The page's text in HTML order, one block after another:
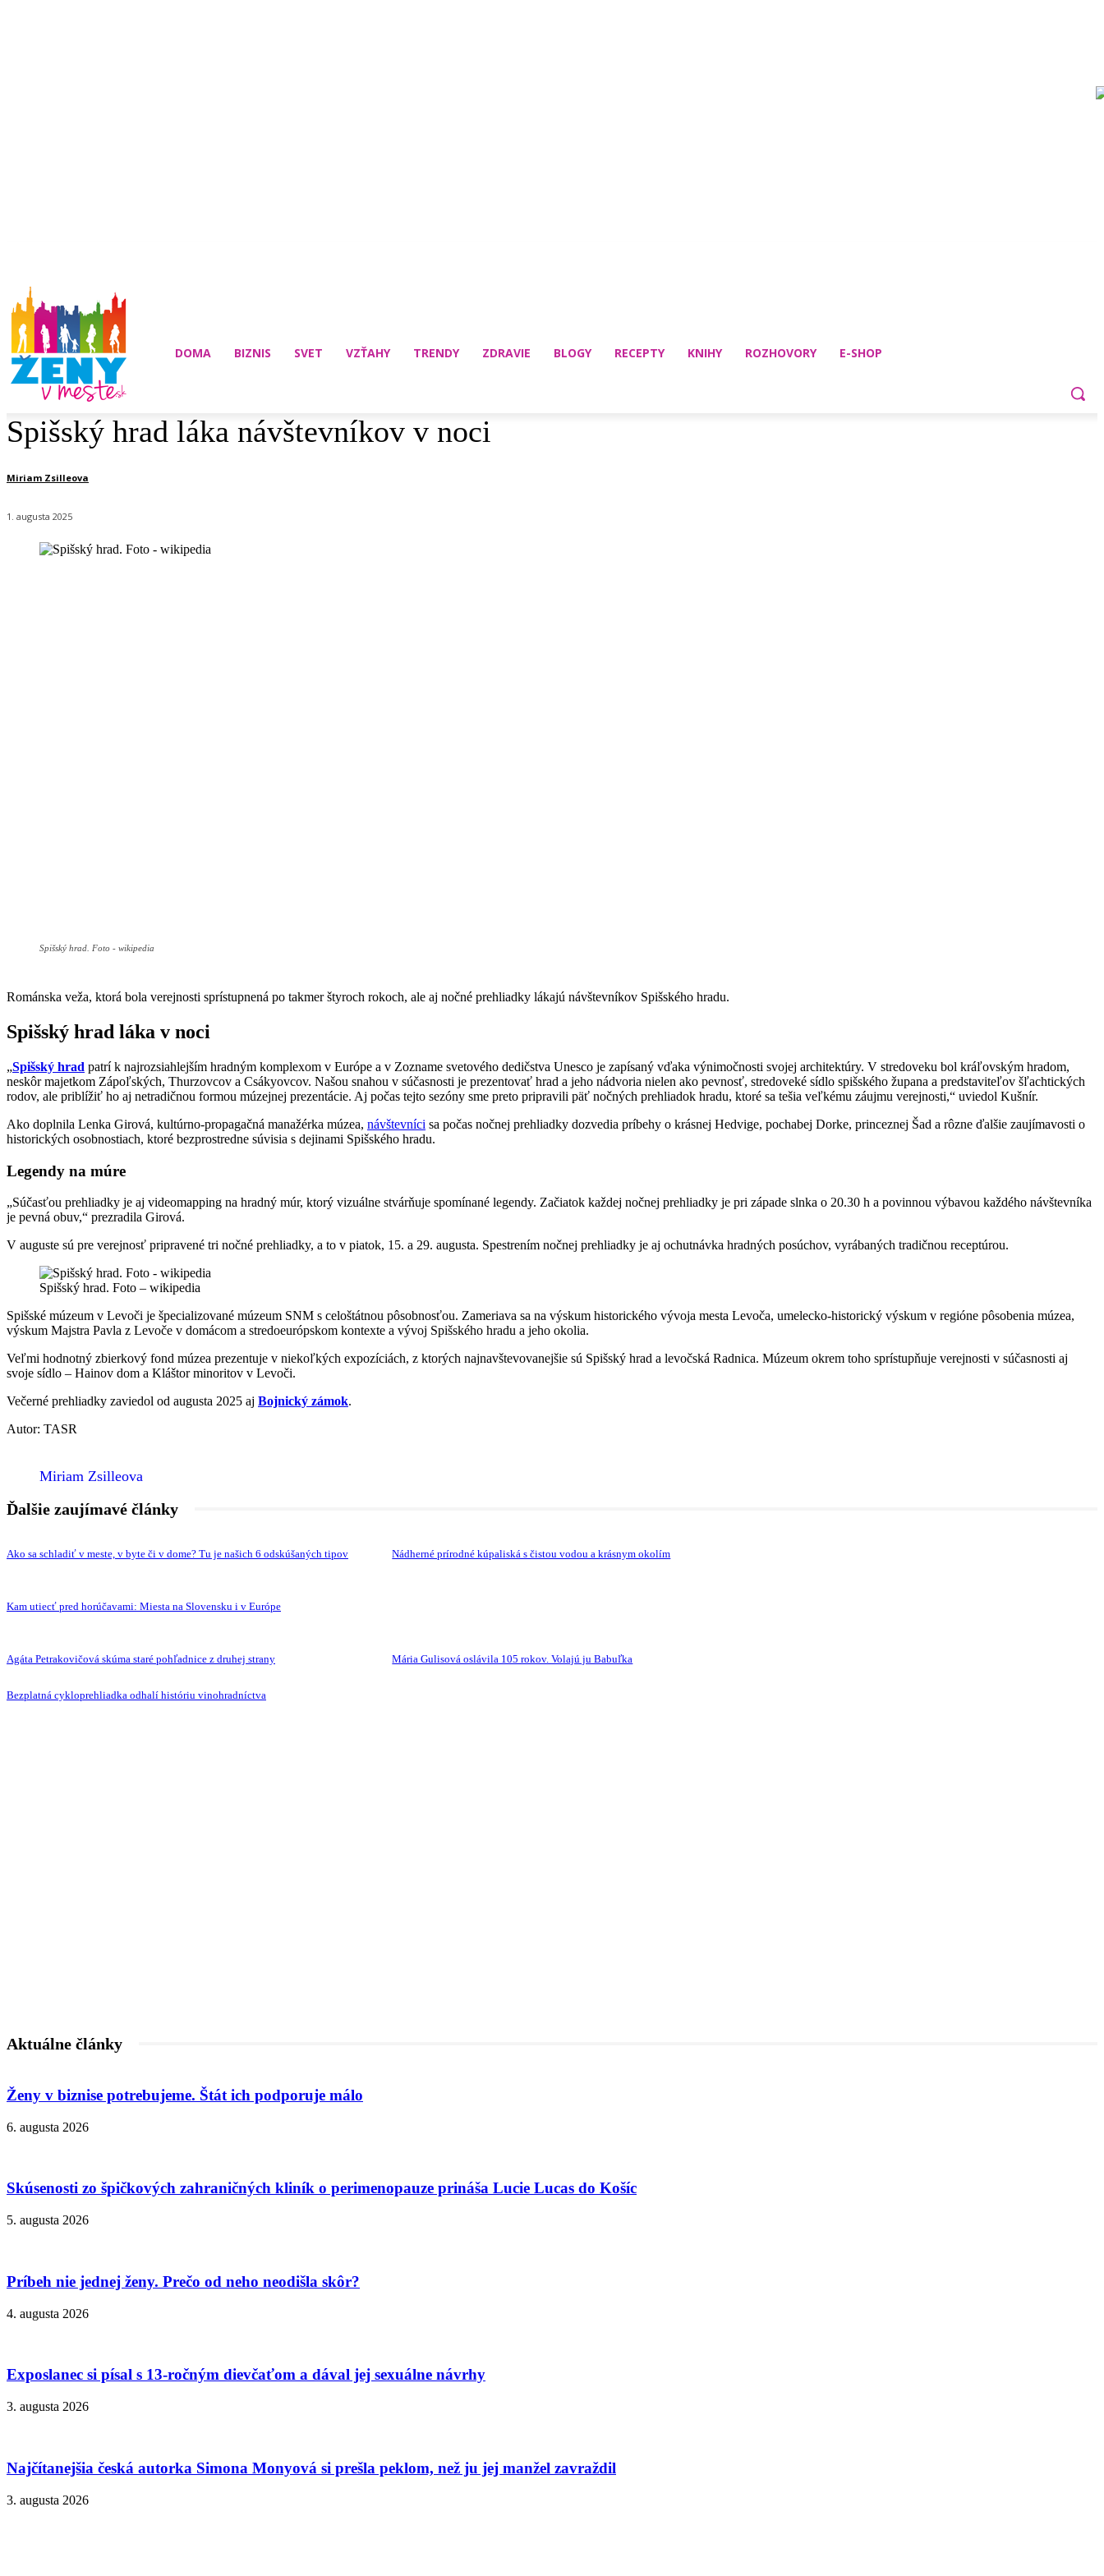
DOMA BIZNIS SVET VZŤAHY TRENDY ZDRAVIE BLOGY RECEPTY KNIHY ROZHOVORY E-SHOP
Spišský hrad láka návštevníkov v noci
Miriam Zsilleova
1. augusta 2025
Spišský hrad. Foto - wikipedia
Románska veža, ktorá bola verejnosti sprístupnená po takmer štyroch rokoch, ale aj nočné prehliadky lákajú návštevníkov Spišského hradu.
Spišský hrad láka v noci
„Spišský hrad patrí k najrozsiahlejším hradným komplexom v Európe a v Zozname svetového dedičstva Unesco je zapísaný vďaka výnimočnosti svojej architektúry. V stredoveku bol kráľovským hradom,
neskôr majetkom Zápoľských, Thurzovcov a Csákyovcov. Našou snahou v súčasnosti je prezentovať hrad a jeho nádvoria nielen ako pevnosť, stredoveké sídlo spišského župana a predstaviteľov šľachtických
rodov, ale priblížiť ho aj netradičnou formou múzejnej prezentácie. Aj počas tejto sezóny sme preto pripravili päť nočných prehliadok hradu, ktoré sa tešia veľkému záujmu verejnosti,“ uviedol Kušnír.
Ako doplnila Lenka Girová, kultúrno-propagačná manažérka múzea, návštevníci sa počas nočnej prehliadky dozvedia príbehy o krásnej Hedvige, pochabej Dorke, princeznej Šad a rôzne ďalšie zaujímavosti o
historických osobnostiach, ktoré bezprostredne súvisia s dejinami Spišského hradu.
Legendy na múre
„Súčasťou prehliadky je aj videomapping na hradný múr, ktorý vizuálne stvárňuje spomínané legendy. Začiatok každej nočnej prehliadky je pri západe slnka o 20.30 h a povinnou výbavou každého návštevníka
je pevná obuv,“ prezradila Girová.
V auguste sú pre verejnosť pripravené tri nočné prehliadky, a to v piatok, 15. a 29. augusta. Spestrením nočnej prehliadky je aj ochutnávka hradných posúchov, vyrábaných tradičnou receptúrou.
Spišský hrad. Foto – wikipedia
Spišské múzeum v Levoči je špecializované múzeum SNM s celoštátnou pôsobnosťou. Zameriava sa na výskum historického vývoja mesta Levoča, umelecko-historický výskum v regióne pôsobenia múzea,
výskum Majstra Pavla z Levoče v domácom a stredoeurópskom kontexte a vývoj Spišského hradu a jeho okolia.
Veľmi hodnotný zbierkový fond múzea prezentuje v niekoľkých expozíciách, z ktorých najnavštevovanejšie sú Spišský hrad a levočská Radnica. Múzeum okrem toho sprístupňuje verejnosti v súčasnosti aj
svoje sídlo – Hainov dom a Kláštor minoritov v Levoči.
Večerné prehliadky zaviedol od augusta 2025 aj Bojnický zámok.
Autor: TASR
Miriam Zsilleova
Ďalšie zaujímavé články
Ako sa schladiť v meste, v byte či v dome? Tu je našich 6 odskúšaných tipov Nádherné prírodné kúpaliská s čistou vodou a krásnym okolím
Kam utiecť pred horúčavami: Miesta na Slovensku i v Európe
Agáta Petrakovičová skúma staré pohľadnice z druhej strany Mária Gulisová oslávila 105 rokov. Volajú ju Babuľka
Bezplatná cykloprehliadka odhalí históriu vinohradníctva
Aktuálne články
Ženy v biznise potrebujeme. Štát ich podporuje málo
6. augusta 2026
Skúsenosti zo špičkových zahraničných kliník o perimenopauze prináša Lucie Lucas do Košíc
5. augusta 2026
Príbeh nie jednej ženy. Prečo od neho neodišla skôr?
4. augusta 2026
Exposlanec si písal s 13-ročným dievčaťom a dával jej sexuálne návrhy
3. augusta 2026
Najčítanejšia česká autorka Simona Monyová si prešla peklom, než ju jej manžel zavraždil
3. augusta 2026